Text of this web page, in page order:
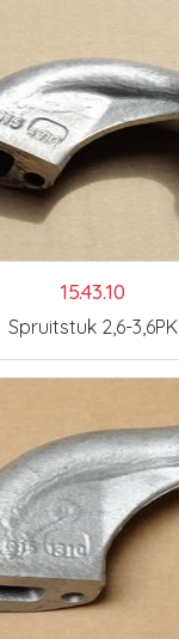
15.43.10
Spruitstuk 2,6-3,6PK